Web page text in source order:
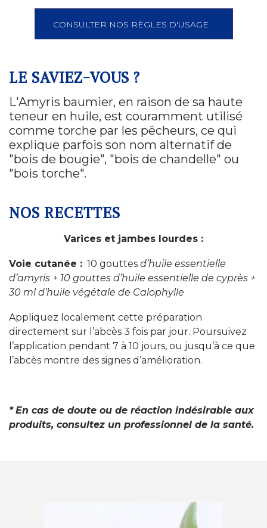
CONSULTER NOS RÈGLES D'USAGE
LE SAVIEZ-VOUS ?
L'Amyris baumier, en raison de sa haute
teneur en huile, est couramment utilisé
comme torche par les pêcheurs, ce qui
explique parfois son nom alternatif de
"bois de bougie", "bois de chandelle" ou
"bois torche".
NOS RECETTES
Varices et jambes lourdes :
Voie cutanée : 10 gouttes d’huile essentielle
d’amyris + 10 gouttes d’huile essentielle de cyprès +
30 ml d’huile végétale de Calophylle
Appliquez localement cette préparation
directement sur l’abcès 3 fois par jour. Poursuivez
l’application pendant 7 à 10 jours, ou jusqu’à ce que
l’abcès montre des signes d’amélioration.
* En cas de doute ou de réaction indésirable aux
produits, consultez un professionnel de la santé.